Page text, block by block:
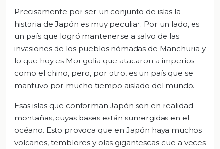
Precisamente por ser un conjunto de islas la
historia de Japón es muy peculiar. Por un lado, es
un país que logró mantenerse a salvo de las
invasiones de los pueblos nómadas de Manchuria y
lo que hoy es Mongolia que atacaron a imperios
como el chino, pero, por otro, es un país que se
mantuvo por mucho tiempo aislado del mundo.
Esas islas que conforman Japón son en realidad
montañas, cuyas bases están sumergidas en el
océano. Esto provoca que en Japón haya muchos
volcanes, temblores y olas gigantescas que a veces